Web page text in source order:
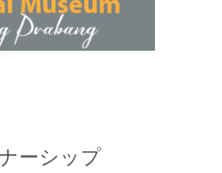
ーシップ